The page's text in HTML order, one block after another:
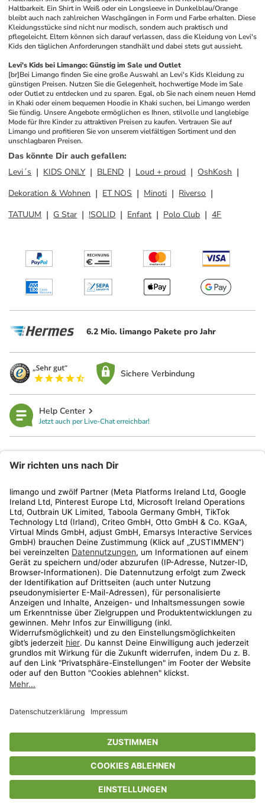
Haltbarkeit. Ein Shirt in Weiß oder ein Longsleeve in Dunkelblau/Orange
bleibt auch nach zahlreichen Waschgängen in Form und Farbe erhalten. Diese
Kleidungsstücke sind nicht nur modisch, sondern auch praktisch und
pflegeleicht. Eltern können sich darauf verlassen, dass die Kleidung von Levi's
Kids den täglichen Anforderungen standhält und dabei stets gut aussieht.
Levi's Kids bei Limango: Günstig im Sale und Outlet
[br]Bei Limango finden Sie eine große Auswahl an Levi's Kids Kleidung zu
günstigen Preisen. Nutzen Sie die Gelegenheit, hochwertige Mode im Sale
oder Outlet zu entdecken und zu sparen. Egal, ob Sie nach einem neuen Hemd
in Khaki oder einem bequemen Hoodie in Khaki suchen, bei Limango werden
Sie fündig. Unsere Angebote ermöglichen es Ihnen, stilvolle und langlebige
Mode für Ihre Kinder zu attraktiven Preisen zu kaufen. Vertrauen Sie auf
Limango und profitieren Sie von unserem vielfältigen Sortiment und den
unschlagbaren Preisen.
Das könnte Dir auch gefallen:
Levi´s
KIDS ONLY BLEND Loud + proud
OshKosh
Dekoration & Wohnen
ET NOS Minoti
Riverso
TATUUM
G Star !SOLID Enfant Polo Club 4F
6.2 Mio. limango Pakete pro Jahr
Sichere Verbindung
Help Center
Jetzt auch per Live-Chat erreichbar!
Kundenservice
Shop
Aktionen
Travel
* Streichpreise entsprechen der unverbindlichen Preisempfehlung des
Herstellers. Prozentangaben beziehen sich auf den Streichpreis.
Freunde-Aktionen findest Du unterwww.limango.de/einladen
ᵇ Gilt nur für von limango versandte Ware (nicht für von Partnern versandte